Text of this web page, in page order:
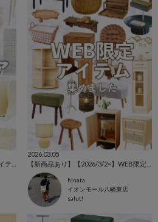
2026.03.05
hinata
イオンモール八幡東店
salut!